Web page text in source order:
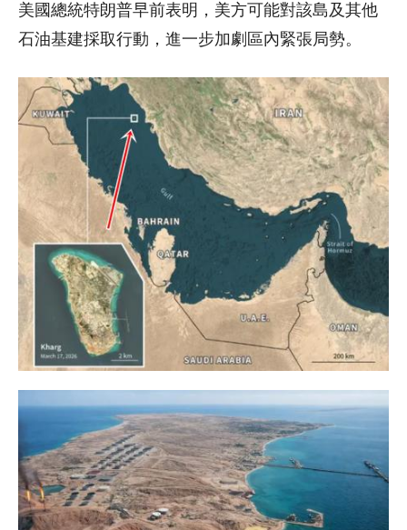
美國總統特朗普早前表明，美方可能對該島及其他
石油基建採取行動，進一步加劇區內緊張局勢。